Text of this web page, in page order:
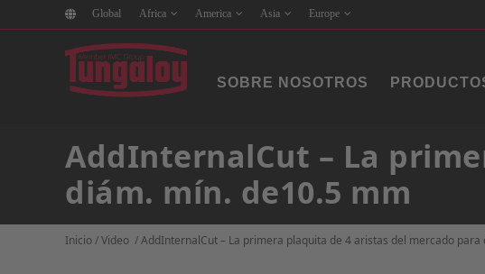
Global Africa America Asia Europe
SOBRE NOSOTROS
AddInternalCut – La
diám. mín. de10.5 mm
Inicio/Video /AddInternalCut – La primera plaquita de 4 aristas del mercado para